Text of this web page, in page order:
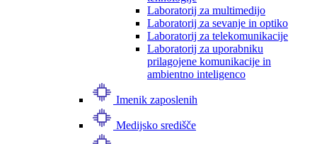
Laboratorij za multimedijo
Laboratorij za sevanje in optiko
Laboratorij za telekomunikacije
Laboratorij za uporabniku
prilagojene komunikacije in
ambientno inteligenco
Imenik zaposlenih
Medijsko središče